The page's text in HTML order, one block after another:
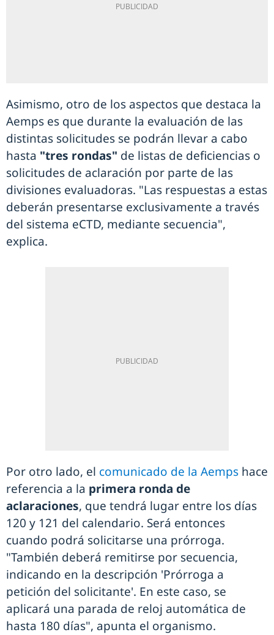
Asimismo, otro de los aspectos que destaca la
Aemps es que durante la evaluación de las
distintas solicitudes se podrán llevar a cabo
hasta "tres rondas" de listas de deficiencias o
solicitudes de aclaración por parte de las
divisiones evaluadoras. "Las respuestas a estas
deberán presentarse exclusivamente a través
del sistema eCTD, mediante secuencia",
explica.
Por otro lado, el comunicado de la Aemps hace
referencia a la primera ronda de
aclaraciones, que tendrá lugar entre los días
120 y 121 del calendario. Será entonces
cuando podrá solicitarse una prórroga.
"También deberá remitirse por secuencia,
indicando en la descripción 'Prórroga a
petición del solicitante'. En este caso, se
aplicará una parada de reloj automática de
hasta 180 días", apunta el organismo.